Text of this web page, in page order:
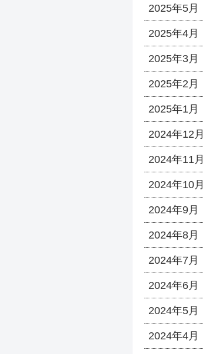
2025年5月
2025年4月
2025年3月
2025年2月
2025年1月
2024年12月
2024年11月
2024年10月
2024年9月
2024年8月
2024年7月
2024年6月
2024年5月
2024年4月